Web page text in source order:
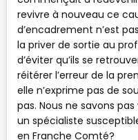
revivre à nouveau ce
d’encadrement n’est
la priver de sortie au
d’éviter qu’ils se
réitérer l’erreur de la
elle n’exprime pas de
pas. Nous ne savons
un spécialiste
en Franche Comté?